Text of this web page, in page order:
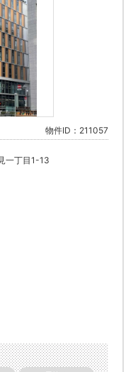
物件ID：211057
一丁目1-13